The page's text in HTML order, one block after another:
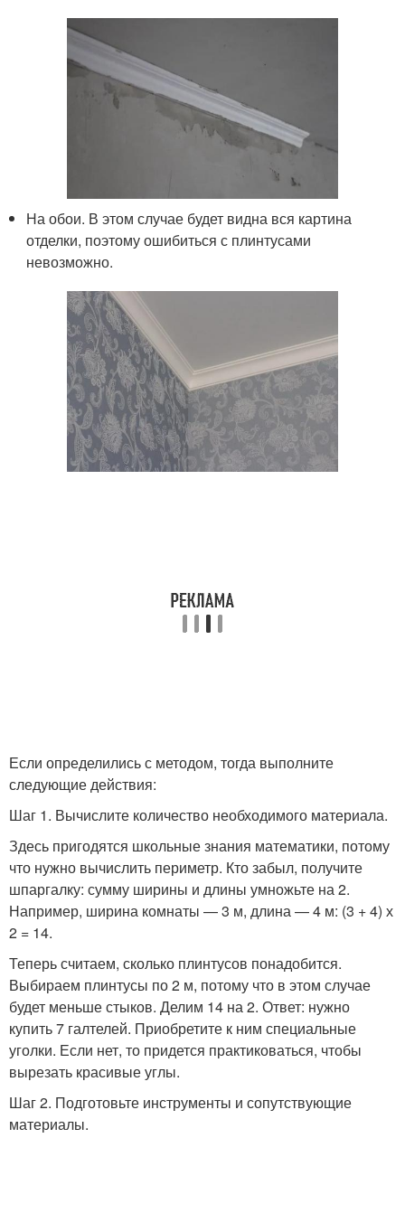
На обои. В этом случае будет видна вся картина
отделки, поэтому ошибиться с плинтусами
невозможно.
Если определились с методом, тогда выполните
следующие действия:
Шаг 1. Вычислите количество необходимого материала.
Здесь пригодятся школьные знания математики, потому
что нужно вычислить периметр. Кто забыл, получите
шпаргалку: сумму ширины и длины умножьте на 2.
Например, ширина комнаты — 3 м, длина — 4 м: (3 + 4) х
2 = 14.
Теперь считаем, сколько плинтусов понадобится.
Выбираем плинтусы по 2 м, потому что в этом случае
будет меньше стыков. Делим 14 на 2. Ответ: нужно
купить 7 галтелей. Приобретите к ним специальные
уголки. Если нет, то придется практиковаться, чтобы
вырезать красивые углы.
Шаг 2. Подготовьте инструменты и сопутствующие
материалы.